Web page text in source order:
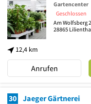
12,4 km
Gartencenter
Geschlossen
Am Wolfsberg 2
28865
Anrufen
30 Jaeger Gärtnerei